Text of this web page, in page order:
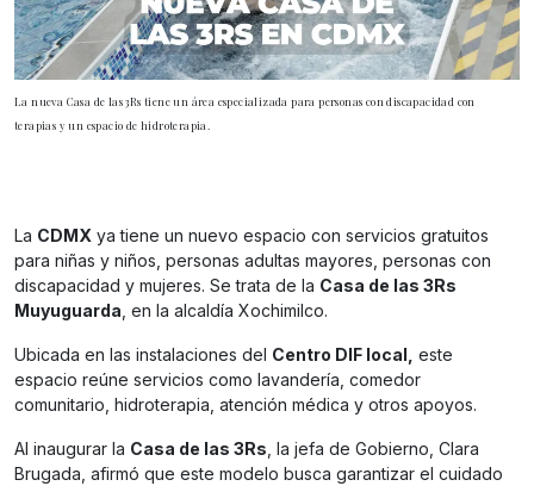
La nueva Casa de las 3Rs tiene un área especializada para personas con discapacidad con
terapias y un espacio de hidroterapia.
La CDMX ya tiene un nuevo espacio con servicios gratuitos
para niñas y niños, personas adultas mayores, personas con
discapacidad y mujeres. Se trata de la Casa de las 3Rs
Muyuguarda, en la alcaldía Xochimilco.
Ubicada en las instalaciones del Centro DIF local, este
espacio reúne servicios como lavandería, comedor
comunitario, hidroterapia, atención médica y otros apoyos.
Al inaugurar la Casa de las 3Rs, la jefa de Gobierno, Clara
Brugada, afirmó que este modelo busca garantizar el cuidado